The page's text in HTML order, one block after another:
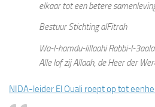
elkaar tot een betere
Bestuur Stichting alFitrah
Wa-l-hamdu-lillaahi Rabbi-l-
Alle lof zij Allaah, de Heer der
NIDA-leider El Ouali roept op tot